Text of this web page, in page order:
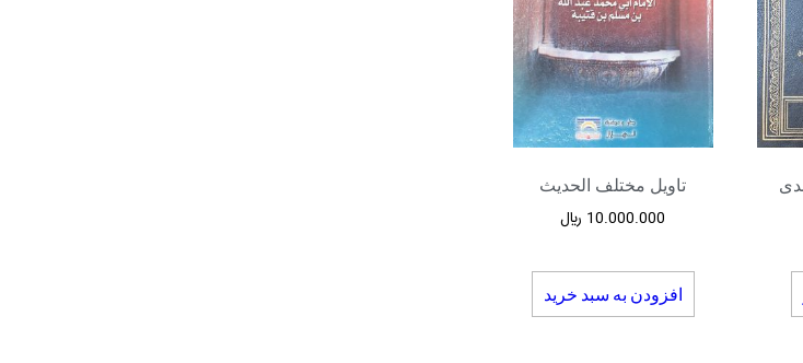
تاویل مختلف الحدیث
10.000.000 ﷼
افزودن به سبد خرید